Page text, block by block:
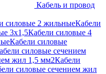
Кабель и провод
силовые 2 жильныеКабели
3х1,5Кабели силовые 4
Кабели силовые
силовые сечением
жил 1,5 мм2Кабели
силовые сечением жил